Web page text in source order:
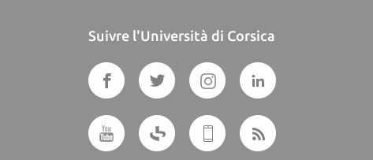
Suivre l'Università di Corsica